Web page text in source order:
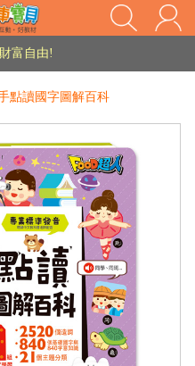
家長樂了!「風車書版集團暨FOOD超人企業總部」目前正興建中!
富自由!
中~
海外購物流程說明』
富自由!
中~
海外購物流程說明』
點讀國字圖解百科